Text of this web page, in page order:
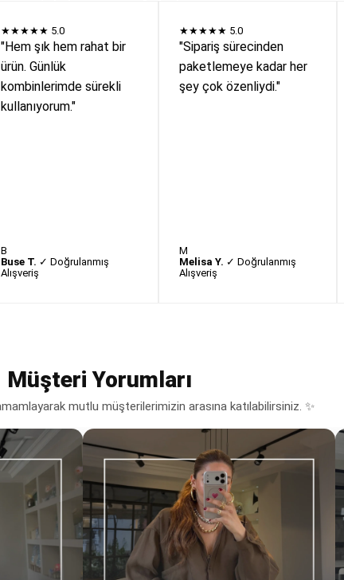
★★★★★ 5.0
"Hem şık hem rahat bir
ürün. Günlük
kombinlerimde sürekli
kullanıyorum."
B
Buse T. ✓ Doğrulanmış
Alışveriş
★★★★★ 5.0
"Sipariş sürecinden
paketlemeye kadar her
şey çok özenliydi."
M
Melisa Y. ✓ Doğrulanmış
Alışveriş
Müşteri Yorumları
mutlu müşterilerimizin arasına katılabilirsiniz. ✨